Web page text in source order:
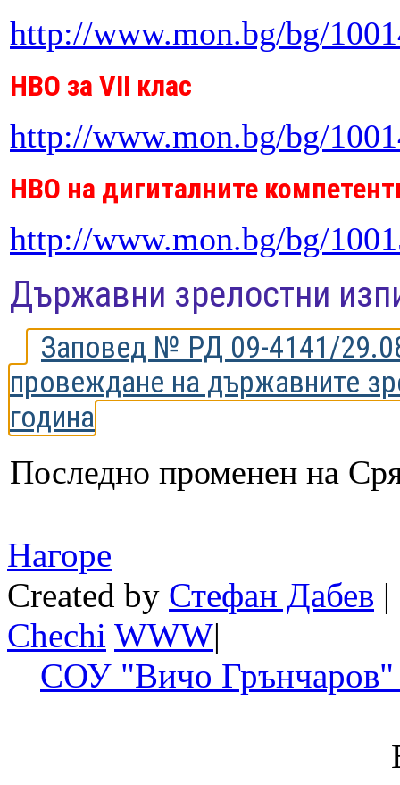
http://www.mon.bg/bg/
НВО за VII клас
http://www.mon.bg/bg/
НВО на дигиталните
http://www.mon.bg/bg/
Държавни зрелостни
Заповед № РД 09-4141/
провеждане на държавните
година
Последно променен на
Нагоре
Created by Стефан Дабев
Chechi WWW|
СОУ "Вичо Грънчаров"